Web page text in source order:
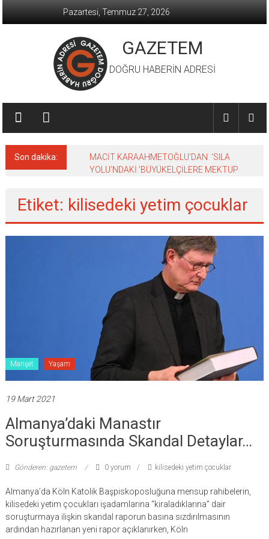
Pazartesi, Temmuz 27, 2026
GAZETEM
DOĞRU HABERİN ADRESİ
Son dakika:
MACİT KARAAHMETOĞLU’DAN ‘SILA
YOLU’NDAKİ ’BÜYÜKELÇİLERE MEKTUP
Etiket: kilisedeki yetim çocuklar
Manşet Yaşam
19 Mart 2021
Almanya’daki Manastır
Soruşturmasında Skandal Detaylar…
Gönderen: gazetem 0 yorum kilisedeki yetim çocuklar
Almanya’da Köln Katolik Başpiskoposluğuna mensup rahibelerin,
kilisedeki yetim çocukları işadamlarına “kiraladıklarına” dair
soruşturmaya ilişkin skandal raporun basına sızdırılmasının
ardından hazırlanan yeni rapor açıklanırken, Köln